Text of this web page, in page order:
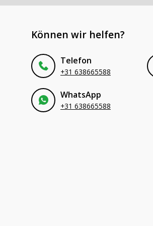
Können wir helfen?
Telefon
+31 638665588
WhatsApp
+31 638665588